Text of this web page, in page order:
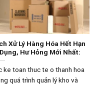
Xử Lý Hàng Hóa Hết Hạn
Hư Hỏng Mới Nhất:
ke toan thuc te o thanh hoa
quá trình quản lý kho và